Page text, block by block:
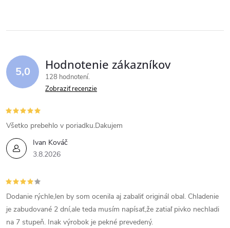
t
o
v
o
v
l
d
a
c
i
e
r
v
5,0 Hodnotenie zákazníkov
128 hodnotení
Zobraziť recenzie
Ivan Kováč
3.8.2026
Všetko prebehlo v poriadku.Dakujem
Dodanie rýchle,len by som ocenila aj zabaliť originál obal. Chladenie
je zabudované 2 dní,ale teda musím napísať,že zatiaľ pivko nechladi
na 7 stupeň. Inak výrobok je pekné prevedený.